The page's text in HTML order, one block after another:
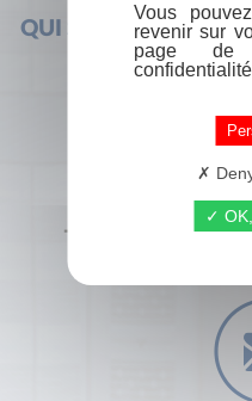
QUI SOMMES-NOUS
+33 (0) 1 44 41 29
Vous
revenir sur
page de